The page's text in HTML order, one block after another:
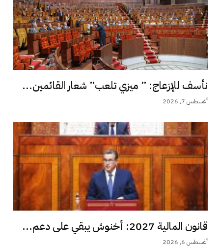
نأسف للإزعاج: ” ميزي تلعب” شعار القائمين...
أغسطس 7, 2026
قانون المالية 2027: أخنوش يبقي على دعم...
أغسطس 6, 2026